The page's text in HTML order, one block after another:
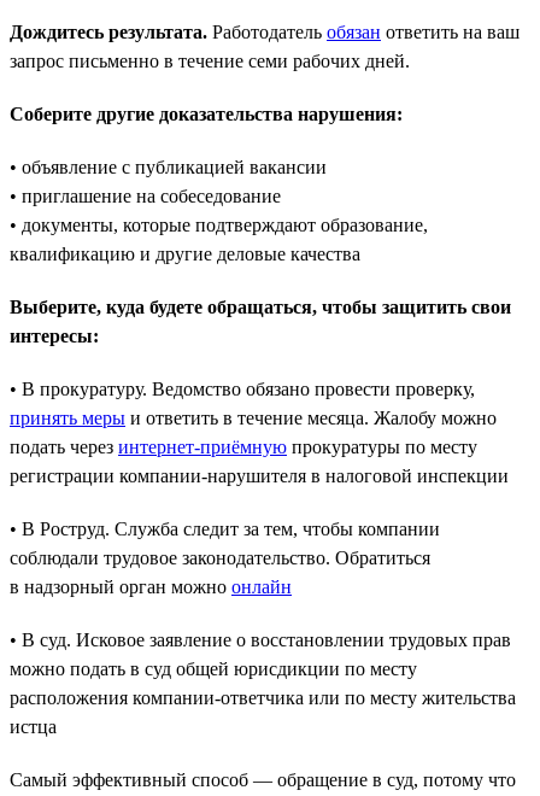
Дождитесь результата. Работодатель обязан ответить на ваш
запрос письменно в течение семи рабочих дней.
Соберите другие доказательства нарушения:
• объявление с публикацией вакансии
• приглашение на собеседование
• документы, которые подтверждают образование,
квалификацию и другие деловые качества
Выберите, куда будете обращаться, чтобы защитить свои
интересы:
• В прокуратуру. Ведомство обязано провести проверку,
принять меры и ответить в течение месяца. Жалобу можно
подать через интернет-приёмную прокуратуры по месту
регистрации компании-нарушителя в налоговой инспекции
• В Роструд. Служба следит за тем, чтобы компании
соблюдали трудовое законодательство. Обратиться
в надзорный орган можно онлайн
• В суд. Исковое заявление о восстановлении трудовых прав
можно подать в суд общей юрисдикции по месту
расположения компании-ответчика или по месту жительства
истца
Самый эффективный способ — обращение в суд, потому что